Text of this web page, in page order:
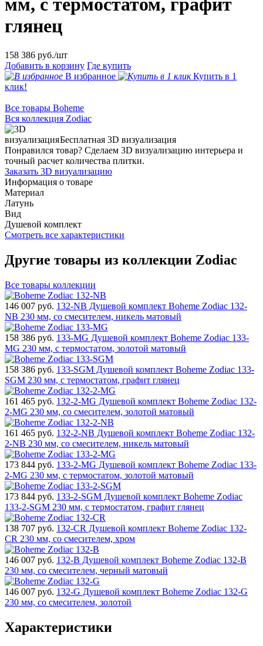
мм, с термостатом, графит
глянец
158 386 руб./шт
Добавить в корзину Где купить
В избранное
Купить в 1
клик!
Все товары Boheme
Вся коллекция Zodiac
Бесплатная 3D визуализация
Понравился товар? Сделаем 3D визуализацию интерьера и
точный расчет количества плитки.
Заказать 3D визуализацию
Информация о товаре
Материал
Латунь
Вид
Душевой комплект
Смотреть все характеристики
Другие товары из коллекции Zodiac
Все товары коллекции
146 007 руб. 132-NB Душевой комплект Boheme Zodiac 132-
NB 230 мм, со смесителем, никель матовый
158 386 руб. 133-MG Душевой комплект Boheme Zodiac 133-
MG 230 мм, с термостатом, золотой матовый
158 386 руб. 133-SGM Душевой комплект Boheme Zodiac 133-
SGM 230 мм, с термостатом, графит глянец
161 465 руб. 132-2-MG Душевой комплект Boheme Zodiac 132-
2-MG 230 мм, со смесителем, золотой матовый
161 465 руб. 132-2-NB Душевой комплект Boheme Zodiac 132-
2-NB 230 мм, со смесителем, никель матовый
173 844 руб. 133-2-MG Душевой комплект Boheme Zodiac 133-
2-MG 230 мм, с термостатом, золотой матовый
173 844 руб. 133-2-SGM Душевой комплект Boheme Zodiac
133-2-SGM 230 мм, с термостатом, графит глянец
138 707 руб. 132-CR Душевой комплект Boheme Zodiac 132-
CR 230 мм, со смесителем, хром
146 007 руб. 132-B Душевой комплект Boheme Zodiac 132-B
230 мм, со смесителем, черный матовый
146 007 руб. 132-G Душевой комплект Boheme Zodiac 132-G
230 мм, со смесителем, золотой
Характеристики